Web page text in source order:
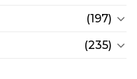
(197)
(235)